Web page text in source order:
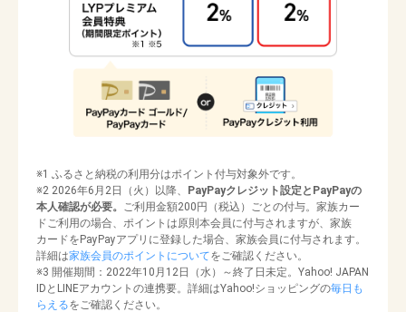
※1 ふるさと納税の利用分はポイント付与対象外です。
※2 2026年6月2日（火）以降、 PayPayクレジット設定とPayPayの
本人確認が必要。 ご利用金額200円（税込）ごとの付与。家族カー
ドご利用の場合、ポイントは原則本会員に付与されますが、家族
カードをPayPayアプリに登録した場合、家族会員に付与されます。
詳細は家族会員のポイントについてをご確認ください。
※3 開催期間：2022年10月12日（水）～終了日未定。Yahoo! JAPAN
IDとLINEアカウントの連携要。詳細はYahoo!ショッピングの毎日も
らえるをご確認ください。